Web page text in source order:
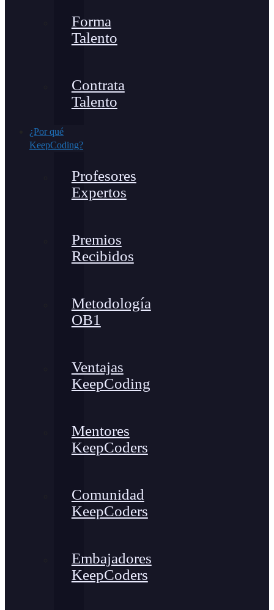
Forma
Talento
Contrata
Talento
¿Por qué
KeepCoding?
Profesores
Expertos
Premios
Recibidos
Metodología
OB1
Ventajas
KeepCoding
Mentores
KeepCoders
Comunidad
KeepCoders
Embajadores
KeepCoders